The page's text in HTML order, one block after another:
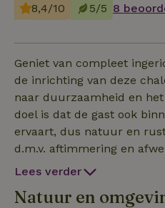
8,4/10 5/5 8
Geniet van compleet
de inrichting van deze
naar duurzaamheid en
doel is dat de gast ook
ervaart, dus natuur en
d.m.v. aftimmering en
materialen. Om de natuur
“tuin” en staan de chalets
Lees verder
Natuur en